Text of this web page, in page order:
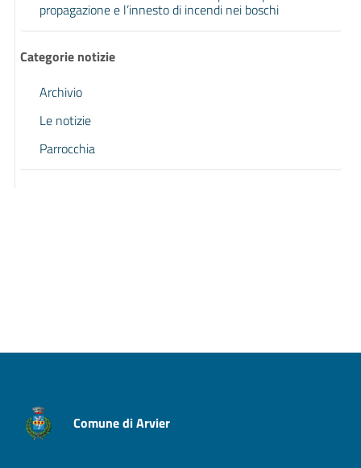
propagazione e l’innesto di incendi nei boschi
Categorie notizie
Archivio
Le notizie
Parrocchia
Comune di Arvier